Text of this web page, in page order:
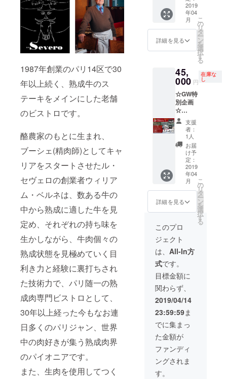
1987年創業のパリ14区で30
年以上続く、熟成牛のス
テーキをメインにした老舗
のビストロです。
酪農家のもとに生まれ、
ブーシェ(精肉師)としてキャ
リアをスタートさせたル・
セヴェロの創業者ウィリア
ム・ベルネは、数ある牛の
中から熟成に適した牛を見
定め、それぞれの持ち味を
生かしながら、牛肉個々の
熟成状態を見極めていく目
利き力と経験に裏打ちされ
た技術力で、パリ随一の熟
成肉専門ビストロとして、
30年以上経った今もなお連
日多くのパリジャン、世界
中の肉好きが集う熟成肉界
のパイオニアです。
また、生肉を使用してつく
も特別
ニュー
レッ
ト・
ディー
をメイ
ンにご
用意い
たしま
す。
ニュー
の、ガ
レッ
ト・
をメイ
ンにご
たしま
す。
日〜
2020年
3月31日
の期間
にご利
（貸切
時、イ
開催時
を除
く） ＊
BBQ券
は昼夜
どちら
でもご
利用い
ただけ
ます。
今だけ
の特別
企画で
す。 ・
SEVER
設テン
ト1棟1
泊券 ・
入浴無
料券×2
・スペ
シャル
モーニ
ング×2
・次回
宿泊
20%OF
Fクーポ
礼のお
手紙 ＊
2019年
ご利用
ます。
＊
チェッ
クイン
は14時
以降、
ディ
ナーは
予定し
ており
ます。
＊朝食
も特別
メ
ニュー
+ロッジ
宿泊】
[2019年
4月29日
限定2
組]
SEVER
シャル
ディ
ナーと
モーニ
ングの
ペア
券、
ロッジ
に1泊い
ただけ
る、今
回だけ
の特別
企画で
す。 ・
SEVER
Oディ
テージ1
棟1泊券
（＋2
名様ま
で追加
宿泊い
ただけ
ます）
・入浴
無料券
×2 ・ス
ペシャ
ルモー
ニング
×2 ・次
回宿泊
20%OF
Fクーポ
2019
年04
月
詳細を見る
こ
の
リ
タ
ー
ン
を
選
択
す
る
45,
000 円
在庫な
し
☆GW特
別企画
☆
【SEVE
ROスペ
シャル
ディ
ナーペ
ア券+コ
テージ
宿泊】
[2019年
5月1日
限定1
組]
SEVER
Oスペ
シャル
ディ
ナーと
モーニ
ングの
ペア
券、コ
テージ
に1泊い
ただけ
る、今
回だけ
の特別
企画で
す。 ・
SEVER
Oディ
支援
者：
1人
お届
け予
定：
2019
年04
月
詳細を見る
こ
の
リ
タ
ー
ン
を
選
択
す
る
このプロ
ジェクト
は、 All-In方
式です。
目標金額に
関わらず、
2019/04/14
23:59:59ま
でに集まっ
た金額が
ファンディ
ングされま
す。